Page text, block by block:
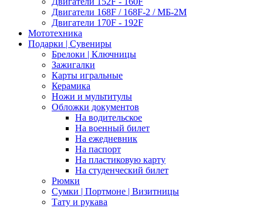
Двигатели 168F / 168F-2 / МБ-2М
Двигатели 170F - 192F
Мототехника
Подарки | Сувениры
Брелоки | Ключницы
Зажигалки
Карты игральные
Керамика
Ножи и мультитулы
Обложки документов
На водительское
На военный билет
На ежедневник
На паспорт
На пластиковую карту
На студенческий билет
Рюмки
Сумки | Портмоне | Визитницы
Тату и рукава